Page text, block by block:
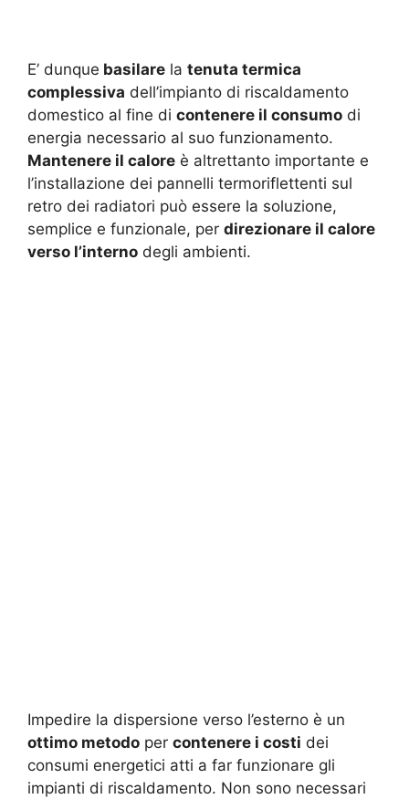
E’ dunque basilare la tenuta termica
complessiva dell’impianto di riscaldamento
domestico al fine di contenere il consumo di
energia necessario al suo funzionamento.
Mantenere il calore è altrettanto importante e
l’installazione dei pannelli termoriflettenti sul
retro dei radiatori può essere la soluzione,
semplice e funzionale, per direzionare il calore
verso l’interno degli ambienti.
Impedire la dispersione verso l’esterno è un
ottimo metodo per contenere i costi dei
consumi energetici atti a far funzionare gli
impianti di riscaldamento. Non sono necessari